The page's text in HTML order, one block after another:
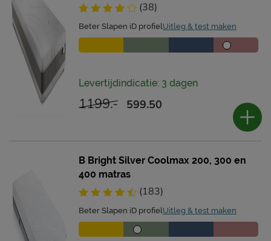
(38)
Beter Slapen iD profielUitleg & test maken
Levertijdindicatie: 3 dagen
1199.- 599.50
B Bright Silver Coolmax 200, 300 en
400 matras
(183)
Beter Slapen iD profielUitleg & test maken